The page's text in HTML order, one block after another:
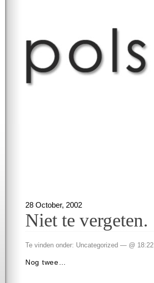
28 October, 2002
Niet te vergeten.
Te vinden onder: Uncategorized — @ 18:22
Nog twee…